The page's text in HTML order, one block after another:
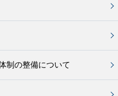
制の整備について